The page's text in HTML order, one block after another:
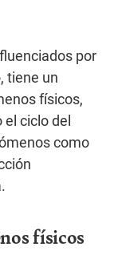
por
tiene un
físicos,
ciclo del
como
físicos